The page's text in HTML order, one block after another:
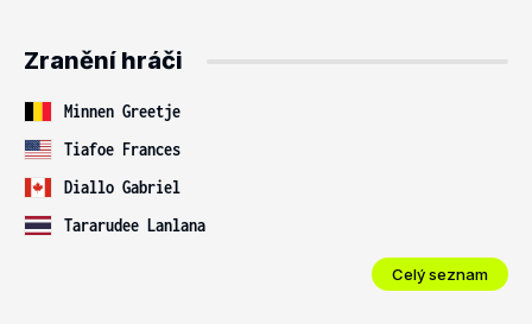
Zranění hráči
Minnen Greetje
Tiafoe Frances
Diallo Gabriel
Tararudee Lanlana
Celý seznam